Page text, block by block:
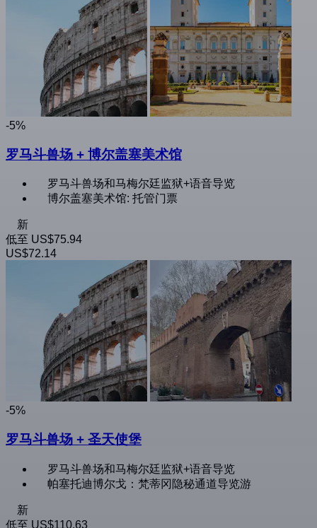
-5%
罗马斗兽场 + 博尔盖塞美术馆
罗马斗兽场和马梅尔廷监狱+语音导览
博尔盖塞美术馆: 托管门票
新
低至 US$75.94
US$72.14
-5%
罗马斗兽场 + 圣天使堡
罗马斗兽场和马梅尔廷监狱+语音导览
帕塞托迪博尔戈：梵蒂冈隐秘通道导览游
新
低至 US$110.63